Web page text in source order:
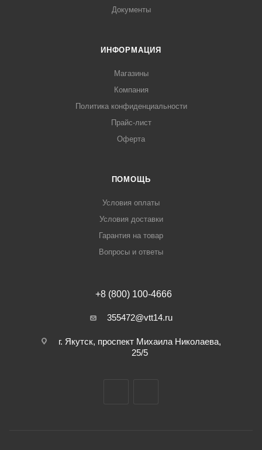
Документы
ИНФОРМАЦИЯ
Магазины
Компания
Политика конфиденциальности
Прайс-лист
Оферта
ПОМОЩЬ
Условия оплаты
Условия доставки
Гарантия на товар
Вопросы и ответы
+8 (800) 100-4666
355472@vtt14.ru
г. Якутск, проспект Михаила Николаева,
25/5